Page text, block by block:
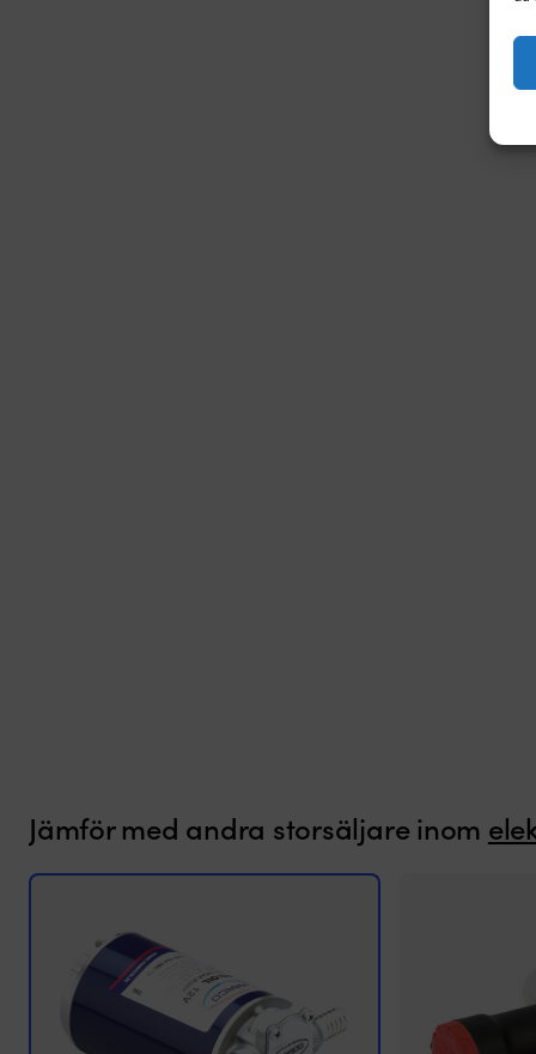
Jämför med andra storsäljare inom